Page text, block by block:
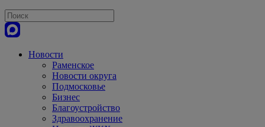
Новости
Раменское
Новости округа
Подмосковье
Бизнес
Благоустройство
Здравоохранение